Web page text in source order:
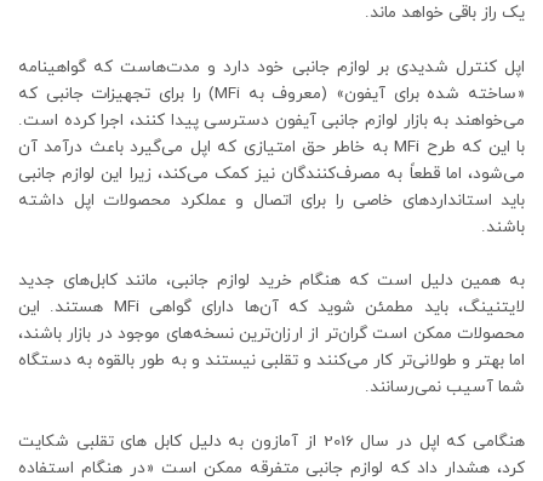
یک راز باقی خواهد ماند.
اپل کنترل شدیدی بر لوازم جانبی خود دارد و مدت‌هاست که گواهینامه
«ساخته شده برای آیفون» (معروف به MFi) را برای تجهیزات جانبی که
می‌خواهند به بازار لوازم جانبی آیفون دسترسی پیدا کنند، اجرا کرده است.
با این که طرح MFi به خاطر حق امتیازی که اپل می‌گیرد باعث درآمد آن
می‌شود، اما قطعاً به مصرف‌کنندگان نیز کمک می‌کند، زیرا این لوازم جانبی
باید استانداردهای خاصی را برای اتصال و عملکرد محصولات اپل داشته
باشند.
به همین دلیل است که هنگام خرید لوازم جانبی، مانند کابل‌های جدید
لایتنینگ، باید مطمئن شوید که آن‌ها دارای گواهی MFi هستند. این
محصولات ممکن است گران‌تر از ارزان‌ترین نسخه‌های موجود در بازار باشند،
اما بهتر و طولانی‌تر کار می‌کنند و تقلبی نیستند و به طور بالقوه به دستگاه
شما آسیب نمی‌رسانند.
هنگامی که اپل در سال 2016 از آمازون به دلیل کابل های تقلبی شکایت
کرد، هشدار داد که لوازم جانبی متفرقه ممکن است «در هنگام استفاده